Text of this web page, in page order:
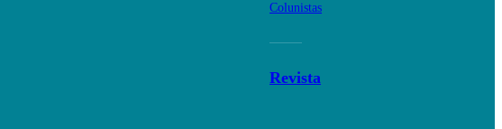
Colunistas
Revista